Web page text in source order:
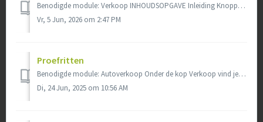
Benodigde module: Verkoop INHOUDSOPGAVE Inleiding Knoppen Auto details (autogegevens) Auto in consignatie Inleiding In de voorraadlijst ...
Vr, 5 Jun, 2026 om 2:47 PM
Proefritten
Benodigde module: Autoverkoop Onder de kop Verkoop vind je proefritten. Hierin heb je een overzicht van al je voorraadauto's en kun je registreren w...
Di, 24 Jun, 2025 om 10:56 AM